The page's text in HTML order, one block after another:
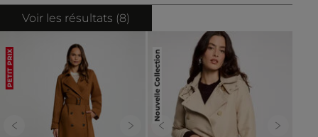
Voir les résultats (8)
PETIT PRIX
Previous Next
Nouvelle Collection
Previous Next